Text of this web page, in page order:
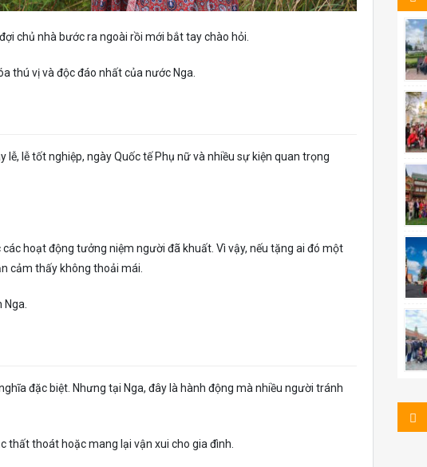
chủ nhà bước ra ngoài rồi mới bắt tay chào hỏi.
thú vị và độc đáo nhất của nước Nga.
lễ tốt nghiệp, ngày Quốc tế Phụ nữ và nhiều sự kiện quan trọng
hoạt động tưởng niệm người đã khuất. Vì vậy, nếu tặng ai đó một
cảm thấy không thoải mái.
Nga.
đặc biệt. Nhưng tại Nga, đây là hành động mà nhiều người tránh
thất thoát hoặc mang lại vận xui cho gia đình.